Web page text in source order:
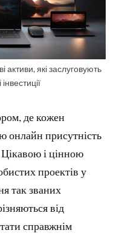
які заслуговують
де кожен
онлайн присутність
і цінною
проектів у
так званих
від
справжнім